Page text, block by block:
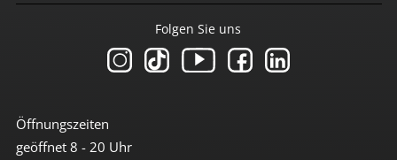
Öffnungszeiten
geöffnet 8 - 20 Uhr
Folgen Sie uns